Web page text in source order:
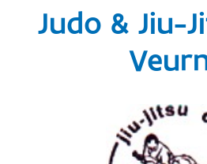
Judo & Jiu-